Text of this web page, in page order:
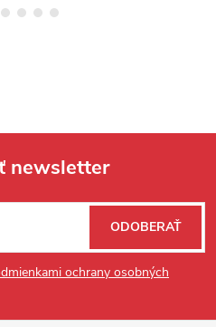
newsletter
ochrany osobných
ODOBERAŤ